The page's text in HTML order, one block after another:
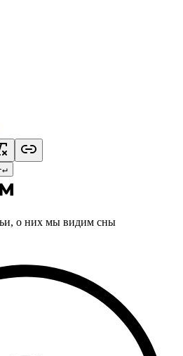
↵
о них мы видим сны